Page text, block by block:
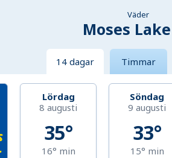
Väder
Moses Lake
14 dagar Timmar
Lördag
8 augusti
35°
16° min
Söndag
9 augusti
33°
15° min